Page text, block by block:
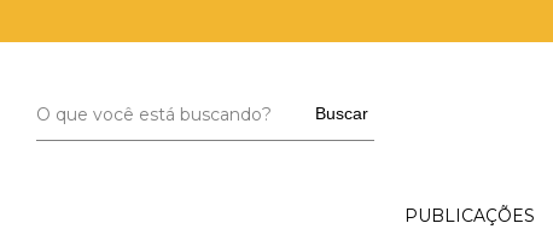
Buscar
PUBLICAÇÕES